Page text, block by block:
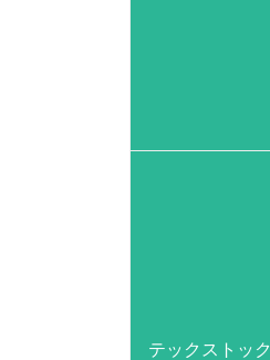
テックストック